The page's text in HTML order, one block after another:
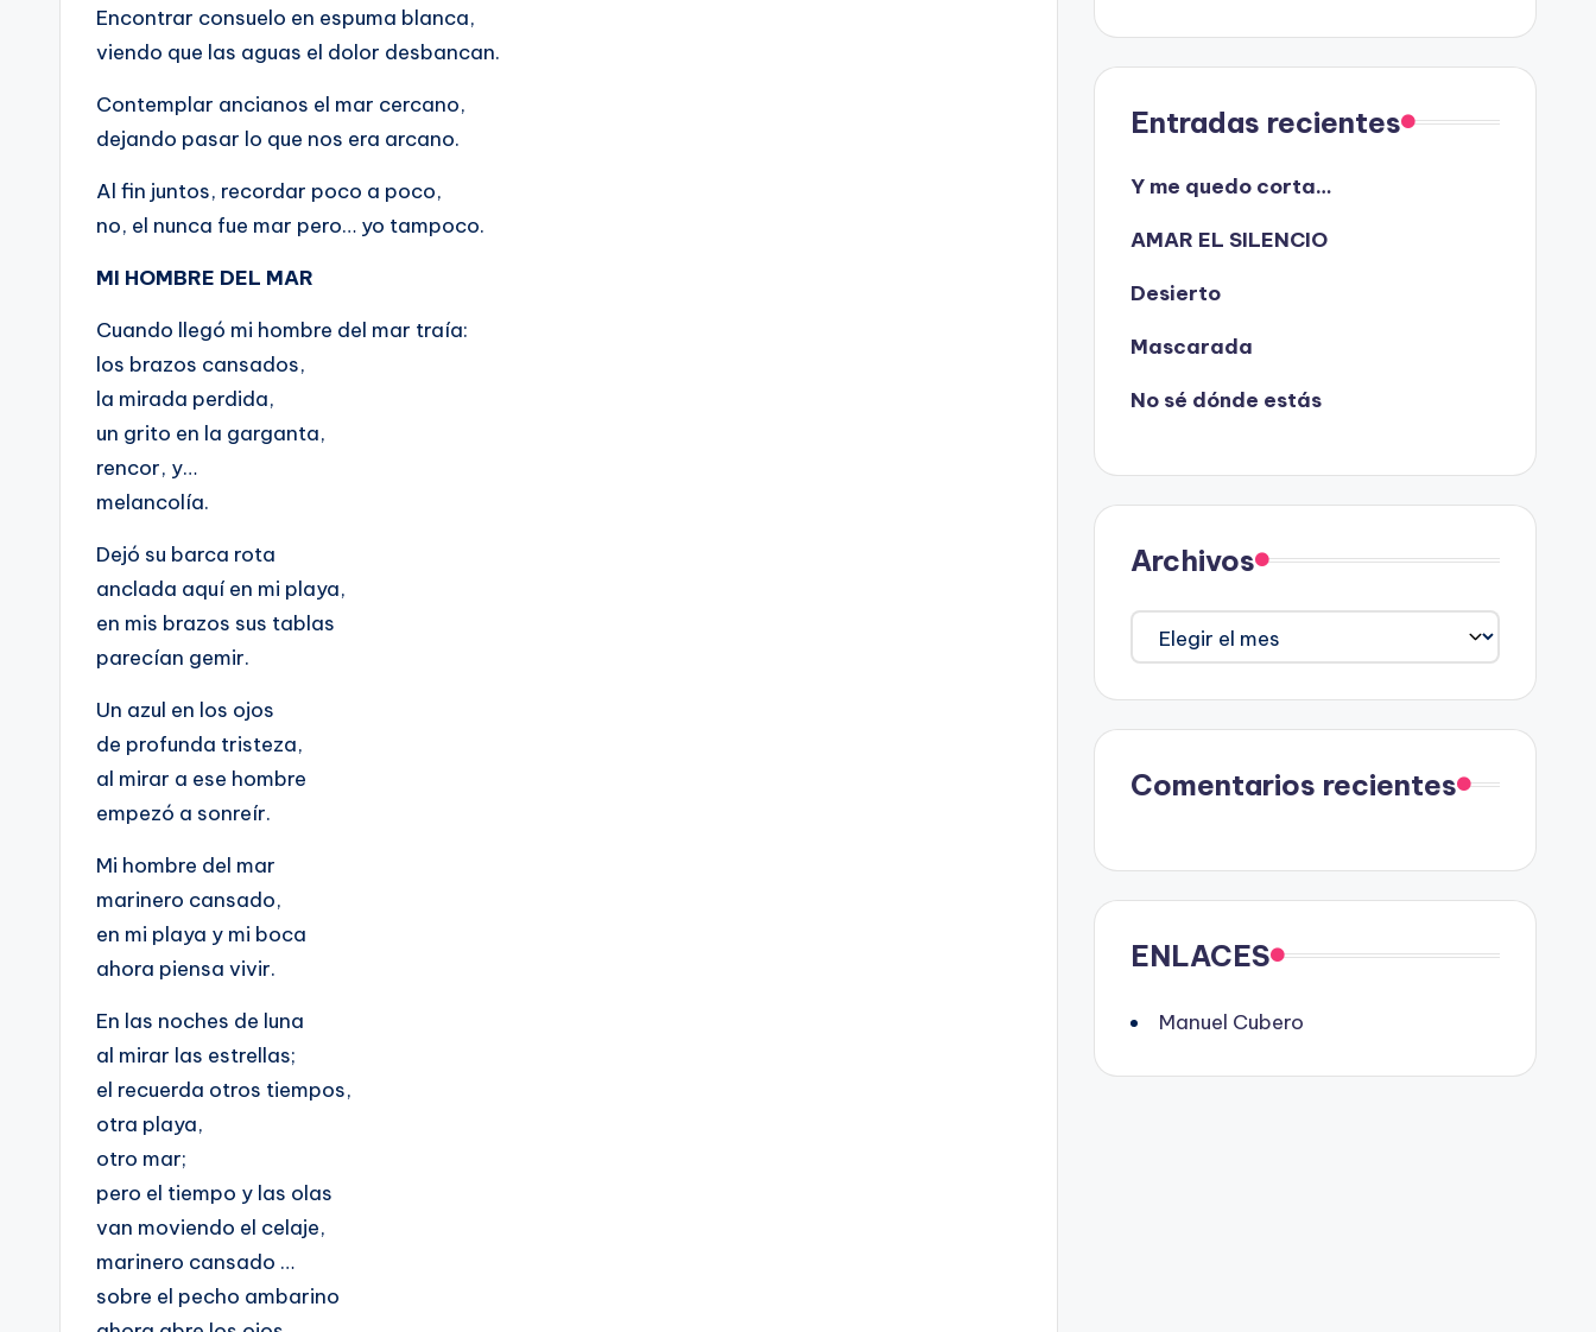
Encontrar consuelo en espuma blanca,
viendo que las aguas el dolor desbancan.
Contemplar ancianos el mar cercano,
dejando pasar lo que nos era arcano.
Al fin juntos, recordar poco a poco,
no, el nunca fue mar pero… yo tampoco.
MI HOMBRE DEL MAR
Cuando llegó mi hombre del mar traía:
los brazos cansados,
la mirada perdida,
un grito en la garganta,
rencor, y…
melancolía.
Dejó su barca rota
anclada aquí en mi playa,
en mis brazos sus tablas
parecían gemir.
Un azul en los ojos
de profunda tristeza,
al mirar a ese hombre
empezó a sonreír.
Mi hombre del mar
marinero cansado,
en mi playa y mi boca
ahora piensa vivir.
En las noches de luna
al mirar las estrellas;
el recuerda otros tiempos,
otra playa,
otro mar;
pero el tiempo y las olas
van moviendo el celaje,
marinero cansado …
sobre el pecho ambarino
Entradas recientes
Y me quedo corta…
AMAR EL SILENCIO
Desierto
Mascarada
No sé dónde estás
Archivos
Archivos
Comentarios recientes
ENLACES
Manuel Cubero